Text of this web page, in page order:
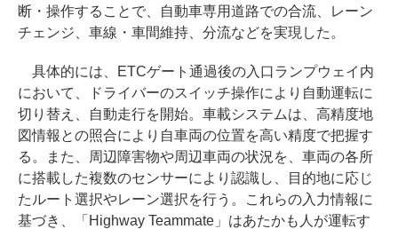
断・操作することで、自動車専用道路での合流、レーン
チェンジ、車線・車間維持、分流などを実現した。
具体的には、ETCゲート通過後の入口ランプウェイ内
において、ドライバーのスイッチ操作により自動運転に
切り替え、自動走行を開始。車載システムは、高精度地
図情報との照合により自車両の位置を高い精度で把握す
る。また、周辺障害物や周辺車両の状況を、車両の各所
に搭載した複数のセンサーにより認識し、目的地に応じ
たルート選択やレーン選択を行う。これらの入力情報に
基づき、「Highway Teammate」はあたかも人が運転す